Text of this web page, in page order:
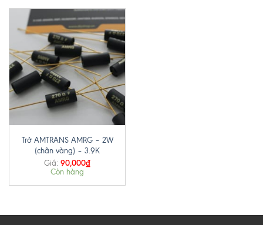
Trở AMTRANS AMRG – 2W
(chân vàng) – 3.9K
Giá: 90,000₫
Còn hàng